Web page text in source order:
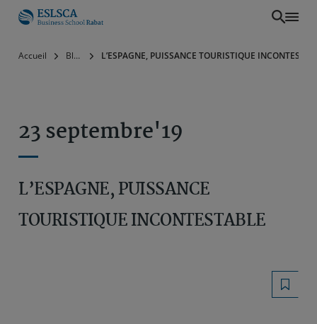
Accueil Blog L’ESPAGNE, PUISSANCE TOURISTIQUE
23 septembre'19
L’ESPAGNE, PUISSANCE
TOURISTIQUE INCONTESTABLE